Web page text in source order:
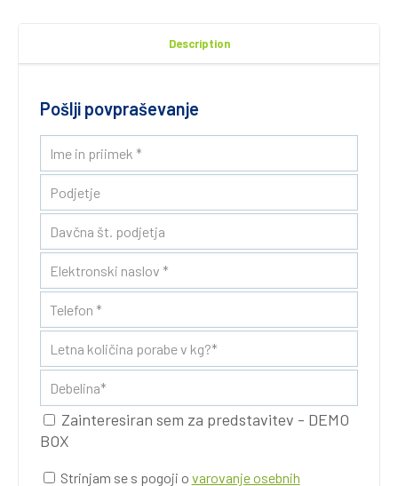
Description
Pošlji povpraševanje
Zainteresiran sem za predstavitev - DEMO
BOX
Strinjam se s pogoji o varovanje osebnih